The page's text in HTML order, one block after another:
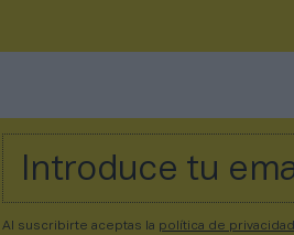
Al suscribirte aceptas la política de privacidad